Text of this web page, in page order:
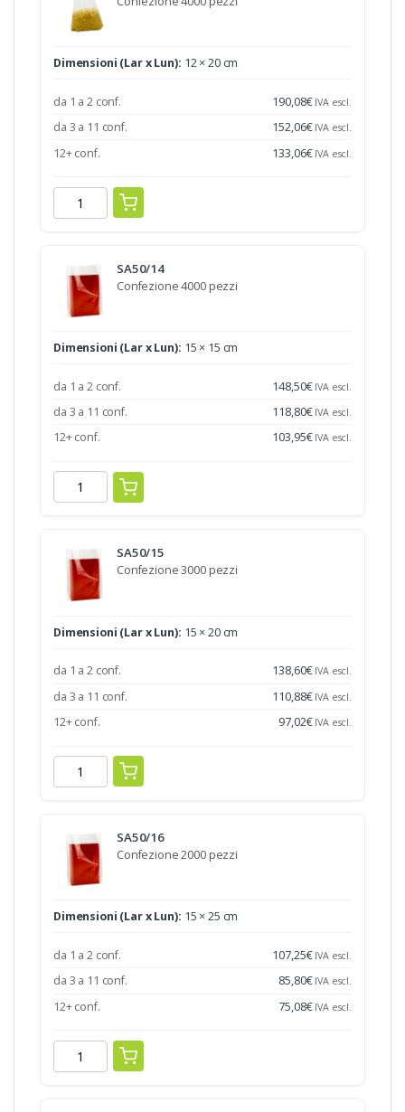
Dimensioni (Lar x Lun): 12 × 20 cm
da 1 a 2 conf. 190,08€ IVA escl.
da 3 a 11 conf. 152,06€ IVA escl.
12+ conf. 133,06€ IVA escl.
SA50/14
Confezione 4000 pezzi
Dimensioni (Lar x Lun): 15 × 15 cm
da 1 a 2 conf. 148,50€ IVA escl.
da 3 a 11 conf. 118,80€ IVA escl.
12+ conf. 103,95€ IVA escl.
SA50/15
Confezione 3000 pezzi
Dimensioni (Lar x Lun): 15 × 20 cm
da 1 a 2 conf. 138,60€ IVA escl.
da 3 a 11 conf. 110,88€ IVA escl.
12+ conf. 97,02€ IVA escl.
SA50/16
Confezione 2000 pezzi
Dimensioni (Lar x Lun): 15 × 25 cm
da 1 a 2 conf. 107,25€ IVA escl.
da 3 a 11 conf. 85,80€ IVA escl.
12+ conf. 75,08€ IVA escl.